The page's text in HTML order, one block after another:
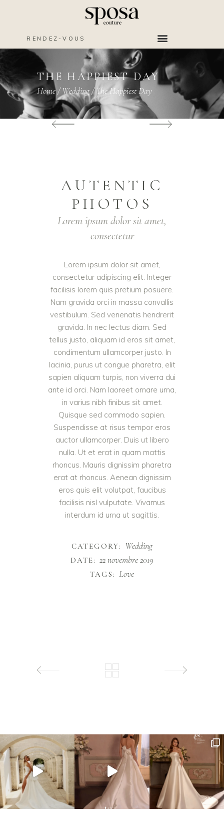
RENDEZ-VOUS
THE HAPPIEST DAY
Home/Wedding/The Happiest Day
AUTENTIC
PHOTOS
Lorem ipsum dolor sit amet,
consectetur
Lorem ipsum dolor sit amet,
consectetur adipiscing elit. Integer
facilisis lorem quis pretium posuere.
Nam gravida orci in massa convallis
vestibulum. Sed venenatis hendrerit
gravida. In nec lectus diam. Sed
tellus justo, aliquam id eros sit amet,
condimentum ullamcorper justo. In
lacinia, purus ut congue pharetra, elit
sapien aliquam turpis, non viverra dui
ante id orci. Nam laoreet ornare urna,
in varius nibh finibus sit amet.
Quisque sed commodo sapien.
Suspendisse at risus tempor eros
auctor ullamcorper. Duis ut libero
nulla. Ut et erat in quam mattis
rhoncus. Mauris dignissim pharetra
erat at rhoncus. Aenean dignissim
eros quis elit volutpat, faucibus
facilisis nisl vulputate. Vivamus
interdum id urna ut sagittis.
CATEGORY: Wedding
DATE: 22 novembre 2019
TAGS: Love